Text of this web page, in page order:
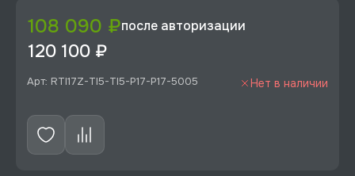
108 090 ₽после авторизации
120 100 ₽
Арт: RTI17Z-TI5-TI5-P17-P17-5005 Нет в наличии